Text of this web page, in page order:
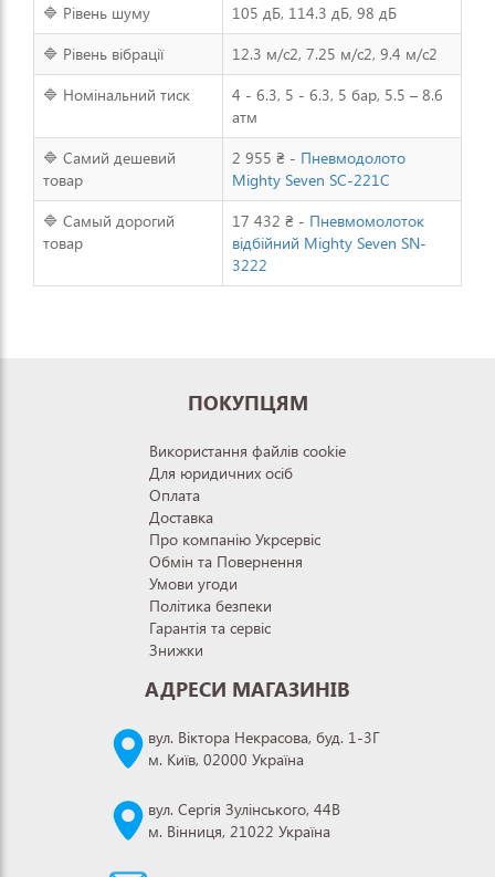
🔷 Рівень шуму
105 дБ, 114.3 дБ, 98 дБ
🔷 Рівень вібрації
12.3 м/с2, 7.25 м/с2, 9.4 м/с2
🔷 Номінальний тиск
4 - 6.3, 5 - 6.3, 5 бар, 5.5 – 8.6
атм
🔷 Самий дешевий
товар
2 955 ₴ - Пневмодолото
Mighty Seven SC-221C
🔷 Самый дорогий
товар
17 432 ₴ - Пневмомолоток
відбійний Mighty Seven SN-
3222
ПОКУПЦЯМ
Використання файлів cookie
Для юридичних осіб
Оплата
Доставка
Про компанію Укрсервіс
Обмін та Повернення
Умови угоди
Політика безпеки
Гарантія та сервіс
Знижки
АДРЕСИ МАГАЗИНІВ
вул. Віктора Некрасова, буд. 1-3Г
м. Київ, 02000 Україна
вул. Сергія Зулінського, 44В
м. Вінниця, 21022 Україна